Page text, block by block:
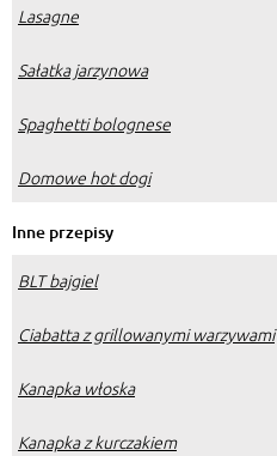
Lasagne
Sałatka jarzynowa
Spaghetti bolognese
Domowe hot dogi
Inne przepisy
BLT bajgiel
Ciabatta z grillowanymi warzywami
Kanapka włoska
Kanapka z kurczakiem